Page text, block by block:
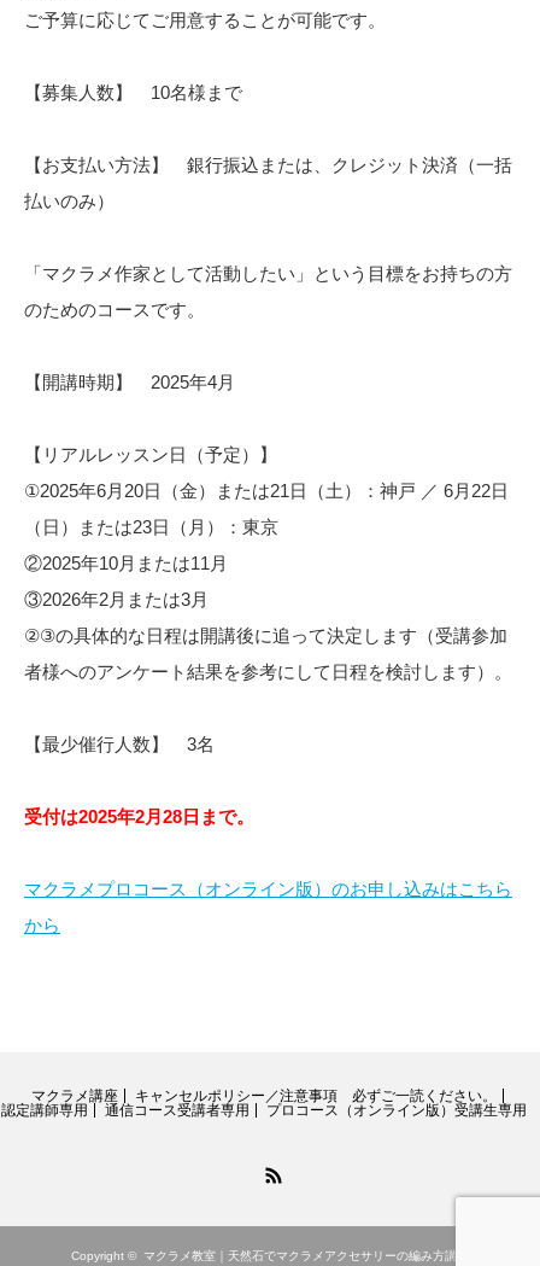
ご予算に応じてご用意することが可能です。
【募集人数】 10名様まで
【お支払い方法】 銀行振込または、クレジット決済（一括
払いのみ）
「マクラメ作家として活動したい」という目標をお持ちの方
のためのコースです。
【開講時期】 2025年4月
【リアルレッスン日（予定）】
①2025年6月20日（金）または21日（土）：神戸 ／ 6月22日
（日）または23日（月）：東京
②2025年10月または11月
③2026年2月または3月
②③の具体的な日程は開講後に追って決定します（受講参加
者様へのアンケート結果を参考にして日程を検討します）。
【最少催行人数】 3名
受付は2025年2月28日まで。
マクラメプロコース（オンライン版）のお申し込みはこちら
から
マクラメ講座
キャンセルポリシー／注意事項 必ずご一読ください。
認定講師専用
通信コース受講者専用 プロコース（オンライン版）受講生専用
Copyright © マクラメ教室｜天然石でマクラメアクセサリーの編み方講座